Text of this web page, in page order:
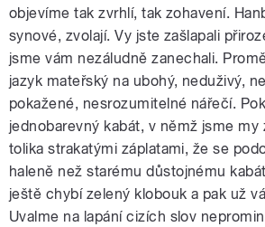
objevíme tak zvrhlí, tak zohavení.
synové, zvolají. Vy jste zašlapali
jsme vám nezáludně zanechali.
jazyk mateřský na ubohý, neduživý,
pokažené, nesrozumitelné nářečí.
jednobarevný kabát, v němž jsme my
tolika strakatými záplatami, že se
haleně než starému důstojnému
ještě chybí zelený klobouk a pak už
Uvalme na lapání cizích slov